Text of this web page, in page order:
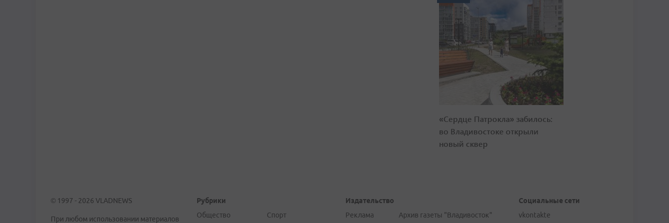
«Сердце Патрокла» забилось:
во Владивостоке открыли
новый сквер
© 1997 - 2026 VLADNEWS
При любом использовании материалов
Рубрики
Общество
Спорт
Издательство
Реклама
Архив газеты "Владивосток"
Социальные сети
vkontakte